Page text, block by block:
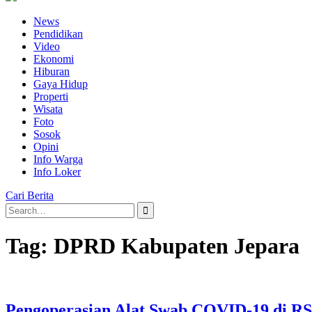
News
Pendidikan
Video
Ekonomi
Hiburan
Gaya Hidup
Properti
Wisata
Foto
Sosok
Opini
Info Warga
Info Loker
Cari Berita
Search
for:
Tag: DPRD Kabupaten Jepara